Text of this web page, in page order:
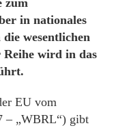
in nationales
wesentlichen
wird in das
EU vom
– „WBRL“) gibt